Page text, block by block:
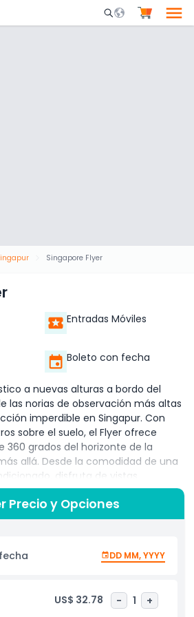
Mobile Search
Singapore Flyer
Entradas Móviles
Boleto con fecha
a nuevas alturas a bordo del
las norias de observación más altas
imperdible en Singapur. Con
sobre el suelo, el Flyer ofrece
360 grados del horizonte de la
allá. Desde la comodidad de una
disfruta de vistas
lugares como Gardens
Sands, Merlion Park y el histórico
despejados, tu vista se extiende aún
un simple paseo, el Singapore Flyer
una exposición multisensorial
perfecta para todas las
capturando vistas inolvidables
Precio y Opciones
DD MM, YYYY
US$ 32.78 - 1 +